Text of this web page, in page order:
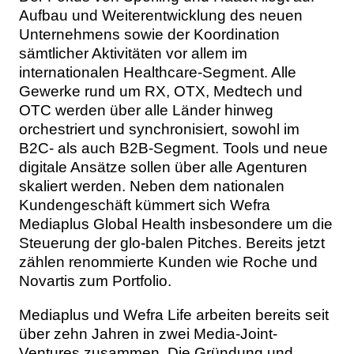
Aufbau und Weiterentwicklung des neuen
Unternehmens sowie der Koordination
sämtlicher Aktivitäten vor allem im
internationalen Healthcare-Segment. Alle
Gewerke rund um RX, OTX, Medtech und
OTC werden über alle Länder hinweg
orchestriert und synchronisiert, sowohl im
B2C- als auch B2B-Segment. Tools und neue
digitale Ansätze sollen über alle Agenturen
skaliert werden. Neben dem nationalen
Kundengeschäft kümmert sich Wefra
Mediaplus Global Health insbesondere um die
Steuerung der glo-balen Pitches. Bereits jetzt
zählen renommierte Kunden wie Roche und
Novartis zum Portfolio.
Mediaplus und Wefra Life arbeiten bereits seit
über zehn Jahren in zwei Media-Joint-